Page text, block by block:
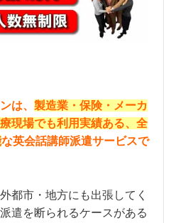
は、 製造業・保険・メーカ
現場でも利用実績ある、全
な英会話講師派遣サービスで
都市・地方にも出張してく
遣を断られるケースがある